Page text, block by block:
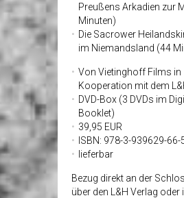
Preußens Arkadien zur
Minuten)
Die Sacrower
im Niemandsland (44
Von Vietinghoff Films in
Kooperation mit dem
DVD-Box (3 DVDs im
Booklet)
39,95 EUR
ISBN: 978-3-939629-66-
lieferbar
Bezug direkt an der
über den L&H Verlag oder